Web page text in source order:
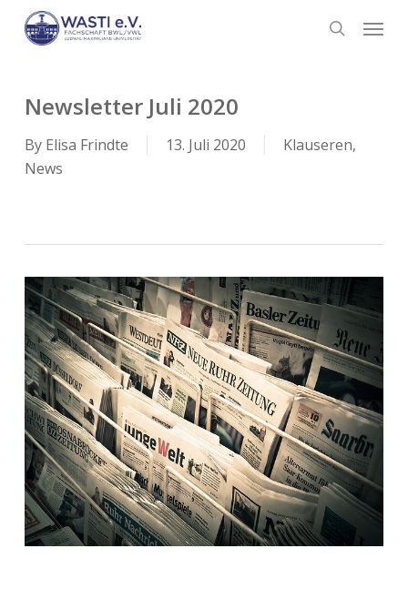
search
Menu
Newsletter Juli 2020
By Elisa Frindte 13. Juli 2020 Klauseren,
News